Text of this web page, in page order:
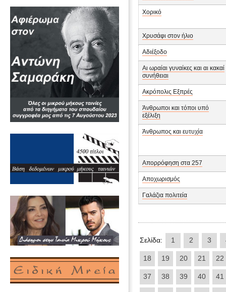
Χορικό
Χρυσάφι στον ήλιο
Αδιέξοδο
Αι ωραίαι γυναίκες και αι κακαί
συνήθειαι
Ακρόπολις Εξπρές
Άνθρωποι και τόποι υπό
εξέλιξη
Άνθρωπος και ευτυχία
Απορρόφηση στα 257
Αποχωρισμός
Γαλάζια πολιτεία
Σελίδα: 1 2 3
18 19 20 21 22
37 38 39 40 41